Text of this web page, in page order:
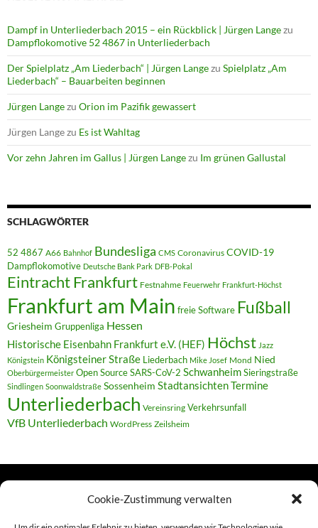
Cookie-Zustimmung verwalten
Dampf in Unterliederbach 2015 – ein Rückblick | Jürgen Langezu
Dampflokomotive 52 4867 in Unterliederbach
Der Spielplatz „Am Liederbach“ | Jürgen Langezu Spielplatz „Am
Liederbach“ – Bauarbeiten beginnen
Jürgen Langezu Orion im Pazifik gewassert
Jürgen Langezu Es ist Wahltag
Vor zehn Jahren im Gallus | Jürgen Langezu Im grünen Gallustal
SCHLAGWÖRTER
52 4867 A66 Bahnhof Bundesliga CMS Coronavirus COVID-19
Dampflokomotive Deutsche Bank Park DFB-Pokal
Eintracht Frankfurt Festnahme Feuerwehr Frankfurt-Höchst
Frankfurt am Main freie Software Fußball
Griesheim Gruppenliga Hessen
Historische Eisenbahn Frankfurt e.V. (HEF) Höchst Jazz
Königstein Königsteiner Straße Liederbach Mike Josef Mond Nied
Oberbürgermeister Open SourceSARS-CoV-2 SchwanheimSieringstraße
Sindlingen Soonwaldstraße Sossenheim StadtansichtenTermine
Unterliederbach Vereinsring Verkehrsunfall
VfB Unterliederbach WordPress Zeilsheim